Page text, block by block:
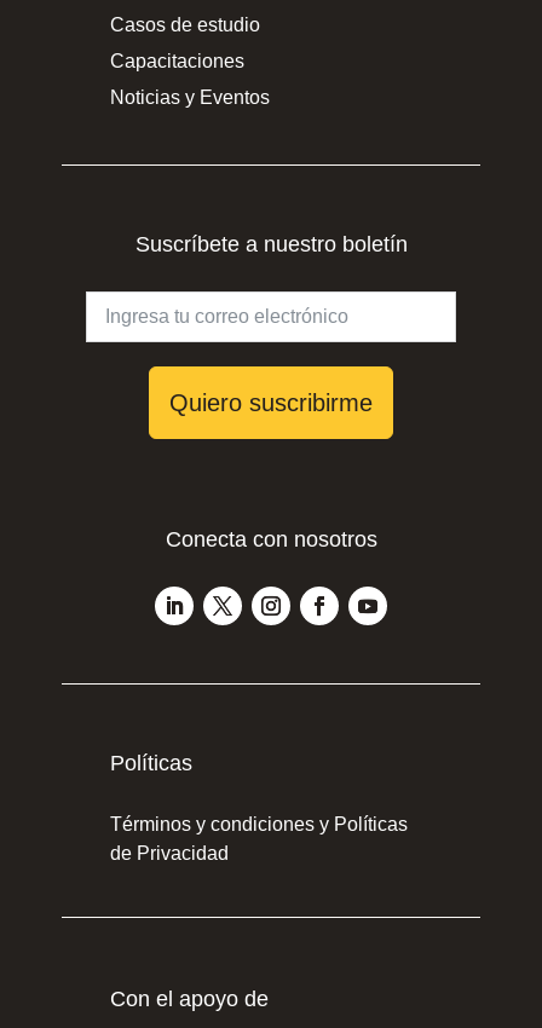
Casos de estudio
Capacitaciones
Noticias y Eventos
Suscríbete a nuestro boletín
Quiero suscribirme
Conecta con nosotros
Políticas
Términos y condiciones y Políticas
de Privacidad
Con el apoyo de